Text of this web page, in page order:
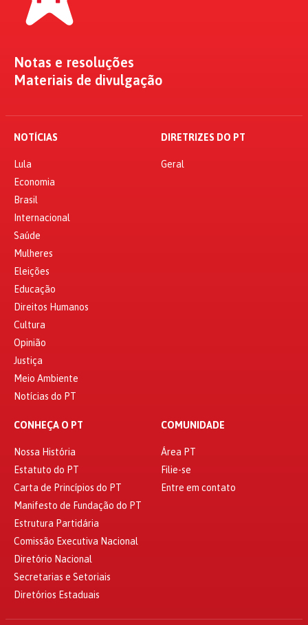
Notas e resoluções
Materiais de divulgação
NOTÍCIAS
Lula
Economia
Brasil
Internacional
Saúde
Mulheres
Eleições
Educação
Direitos Humanos
Cultura
Opinião
Justiça
Meio Ambiente
Notícias do PT
DIRETRIZES DO PT
Geral
CONHEÇA O PT
Nossa História
Estatuto do PT
Carta de Princípios do PT
Manifesto de Fundação do PT
Estrutura Partidária
Comissão Executiva Nacional
Diretório Nacional
Secretarias e Setoriais
Diretórios Estaduais
COMUNIDADE
Área PT
Filie-se
Entre em contato